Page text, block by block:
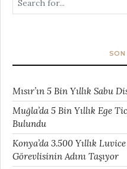
SON
Mısır’ın 5 Bin Yıllık Sabu
Muğla’da 5 Bin Yıllık Ege
Bulundu
Konya’da 3.500 Yıllık
Görevlisinin Adını Taşıyor